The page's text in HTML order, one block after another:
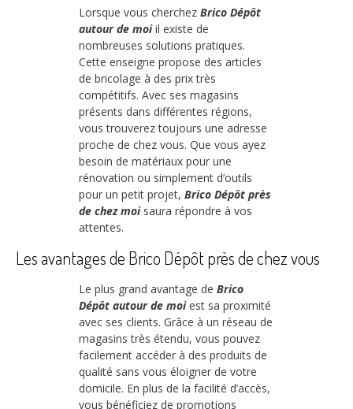
Lorsque vous cherchez Brico Dépôt
autour de moiil existe de
nombreuses solutions pratiques.
Cette enseigne propose des articles
de bricolage à des prix très
compétitifs. Avec ses magasins
présents dans différentes régions,
vous trouverez toujours une adresse
proche de chez vous. Que vous ayez
besoin de matériaux pour une
rénovation ou simplement d’outils
pour un petit projet, Brico Dépôt près
de chez moisaura répondre à vos
attentes.
Les avantages de Brico Dépôt près de chez vous
Le plus grand avantage de Brico
Dépôt autour de moiest sa proximité
avec ses clients. Grâce à un réseau de
magasins très étendu, vous pouvez
facilement accéder à des produits de
qualité sans vous éloigner de votre
domicile. En plus de la facilité d’accès,
vous bénéficiez de promotions